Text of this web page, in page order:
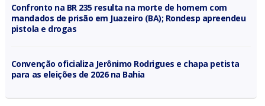
Confronto na BR 235 resulta na morte de homem com
mandados de prisão em Juazeiro (BA); Rondesp apreendeu
Convenção oficializa Jerônimo Rodrigues e chapa petista